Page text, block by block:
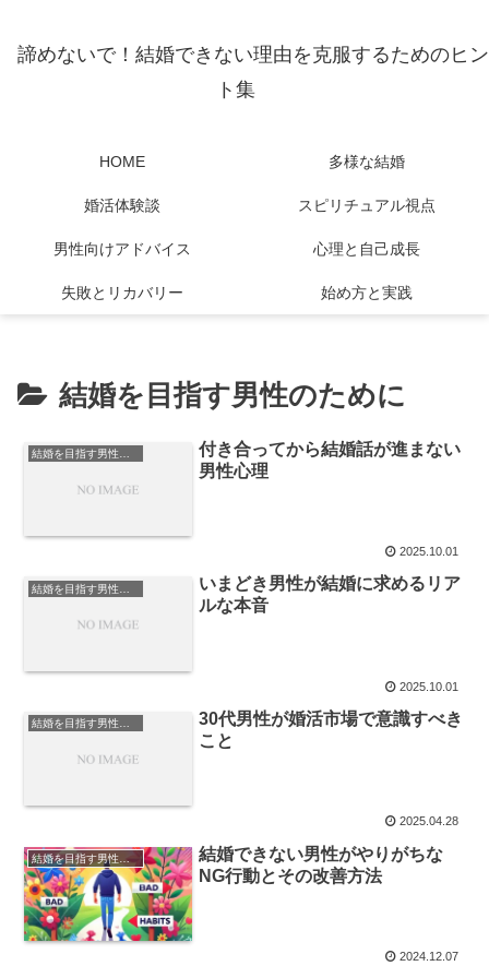
諦めないで！結婚できない理由を克服するためのヒン
ト集
HOME 多様な結婚
婚活体験談 スピリチュアル視点
男性向けアドバイス 心理と自己成長
失敗とリカバリー 始め方と実践
結婚を目指す男性のために
結婚を目指す男性のために
付き合ってから結婚話が進まない
男性心理
2025.10.01
結婚を目指す男性のために
いまどき男性が結婚に求めるリア
ルな本音
2025.10.01
結婚を目指す男性のために
30代男性が婚活市場で意識すべき
こと
2025.04.28
結婚を目指す男性のために
結婚できない男性がやりがちな
NG行動とその改善方法
2024.12.07